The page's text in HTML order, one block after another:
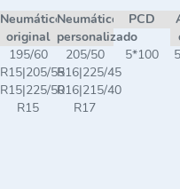
Neumático
original
Neumático
personalizado
PCD
195/60
R15|205/55
R15|225/50
R15
205/50
R16|225/45
R16|215/40
R17
5*100